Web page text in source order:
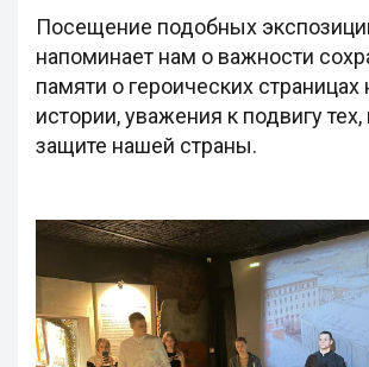
Посещение подобных
напоминает нам о важности
памяти о героических страницах
истории, уважения к подвигу тех,
защите нашей страны.